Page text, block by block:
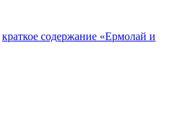
краткое содержание «Ермолай и